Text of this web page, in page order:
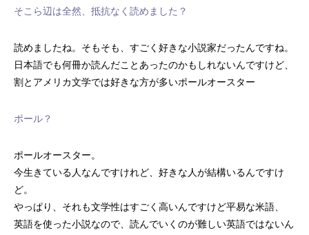
そこら辺は全然、抵抗なく読めました？
読めましたね。そもそも、すごく好きな小説家だったんですね。
日本語でも何冊か読んだことあったのかもしれないんですけど、
割とアメリカ文学では好きな方が多いポールオースター
ポール？
ポールオースター。
今生きている人なんですけれど、好きな人が結構いるんですけ
ど。
やっぱり、それも文学性はすごく高いんですけど平易な米語、
英語を使った小説なので、読んでいくのが難しい英語ではないん